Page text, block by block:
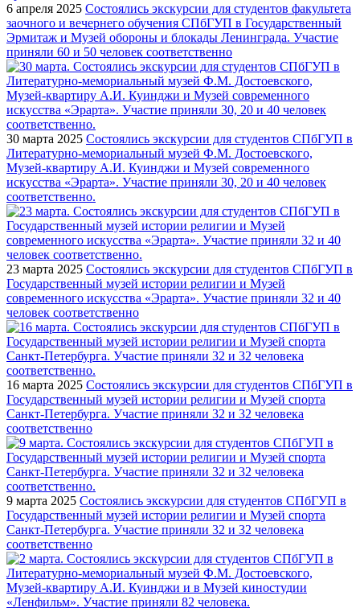
6 апреля 2025 Состоялись экскурсии для студентов факультета
заочного и вечернего обучения СПбГУП в Государственный
Эрмитаж и Музей обороны и блокады Ленинграда. Участие
приняли 60 и 50 человек соответственно
30 марта 2025 Состоялись экскурсии для студентов СПбГУП в
Литературно-мемориальный музей Ф.М. Достоевского,
Музей-квартиру А.И. Куинджи и Музей современного
искусства «Эрарта». Участие приняли 30, 20 и 40 человек
соответственно.
23 марта 2025 Состоялись экскурсии для студентов СПбГУП в
Государственный музей истории религии и Музей
современного искусства «Эрарта». Участие приняли 32 и 40
человек соответственно
16 марта 2025 Состоялись экскурсии для студентов СПбГУП в
Государственный музей истории религии и Музей спорта
Санкт-Петербурга. Участие приняли 32 и 32 человека
соответственно
9 марта 2025 Состоялись экскурсии для студентов СПбГУП в
Государственный музей истории религии и Музей спорта
Санкт-Петербурга. Участие приняли 32 и 32 человека
соответственно